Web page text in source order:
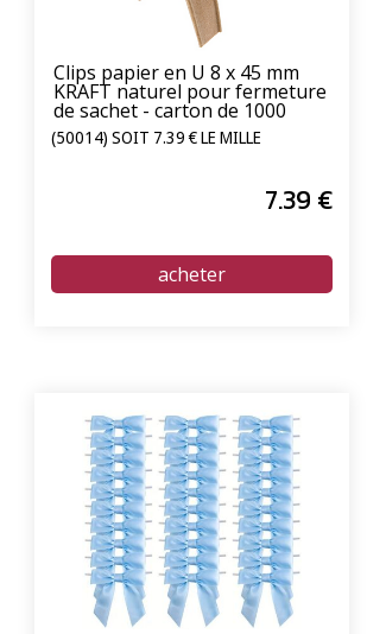
Clips papier en U 8 x 45 mm
KRAFT naturel pour fermeture
de sachet - carton de 1000
unités
(50014) SOIT 7.39 € LE MILLE
7.39 €